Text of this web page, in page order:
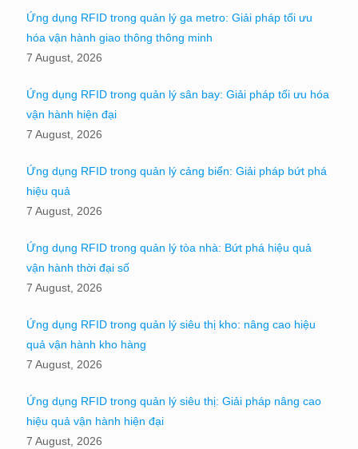
Ứng dụng RFID trong quản lý ga metro: Giải pháp tối ưu
hóa vận hành giao thông thông minh
7 August, 2026
Ứng dụng RFID trong quản lý sân bay: Giải pháp tối ưu hóa
vận hành hiện đại
7 August, 2026
Ứng dụng RFID trong quản lý cảng biển: Giải pháp bứt phá
hiệu quả
7 August, 2026
Ứng dụng RFID trong quản lý tòa nhà: Bứt phá hiệu quả
vận hành thời đại số
7 August, 2026
Ứng dụng RFID trong quản lý siêu thị kho: nâng cao hiệu
quả vận hành kho hàng
7 August, 2026
Ứng dụng RFID trong quản lý siêu thị: Giải pháp nâng cao
hiệu quả vận hành hiện đại
7 August, 2026